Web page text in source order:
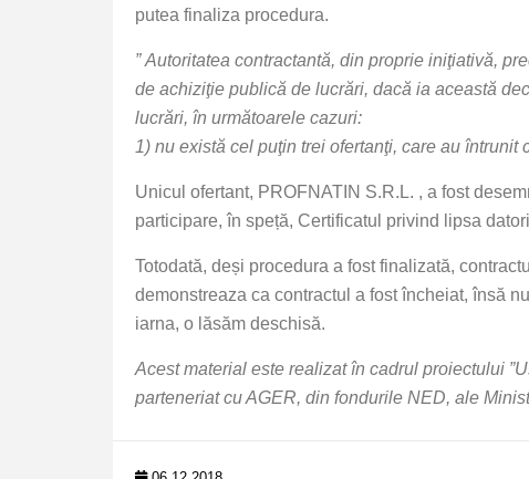
putea finaliza procedura.
”Autoritatea contractantă, din proprie iniţiativă,
de achiziţie publică de lucrări, dacă ia această
lucrări, în următoarele cazuri:
1) nu există cel puţin trei ofertanţi, care au
Unicul ofertant, PROFNATIN S.R.L. , a fost
participare, în speță, Certificatul privind lipsa
Totodată, deși procedura a fost finalizată,
demonstreaza ca contractul a fost încheiat, însă
iarna, o lăsăm deschisă.
Acest material este realizat în cadrul proiectului
parteneriat cu AGER, din fondurile NED, ale